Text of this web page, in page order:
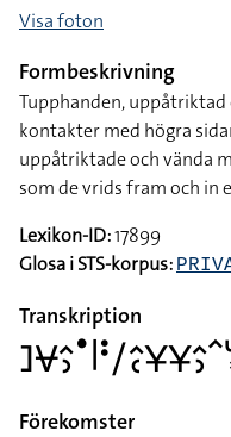
Visa foton
Formbeskrivning
Tupphanden,
kontakter med högra
uppåtriktade och vända
som de vrids fram och in
Lexikon-ID:17899
Glosa i STS-korpus:
Transkription
Förekomster